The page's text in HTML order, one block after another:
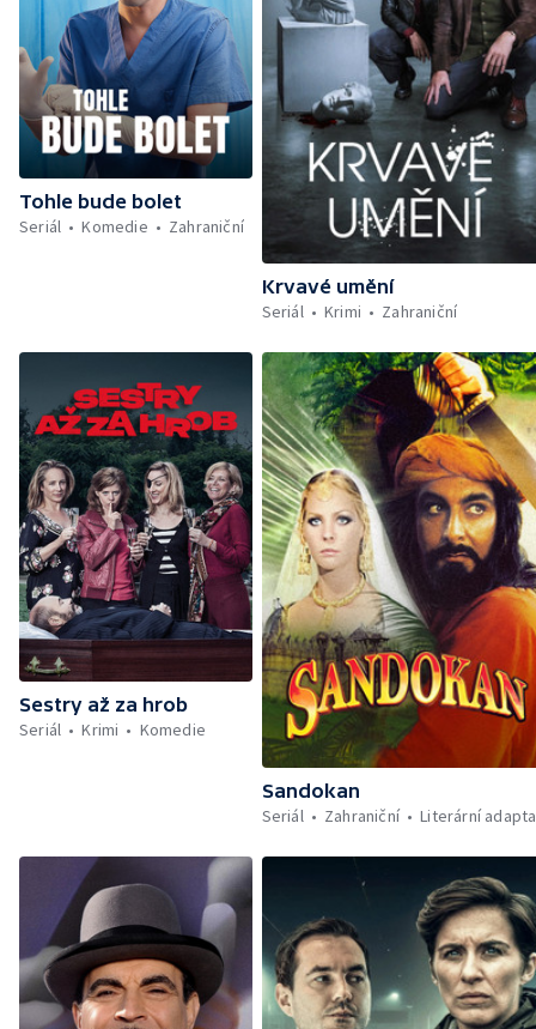
Tohle bude bolet
Seriál
Komedie Zahraniční
Krvavé umění
Seriál
Krimi Zahraniční
Sestry až za hrob
Seriál
Krimi Komedie
Sandokan
Seriál
Zahraniční Literární